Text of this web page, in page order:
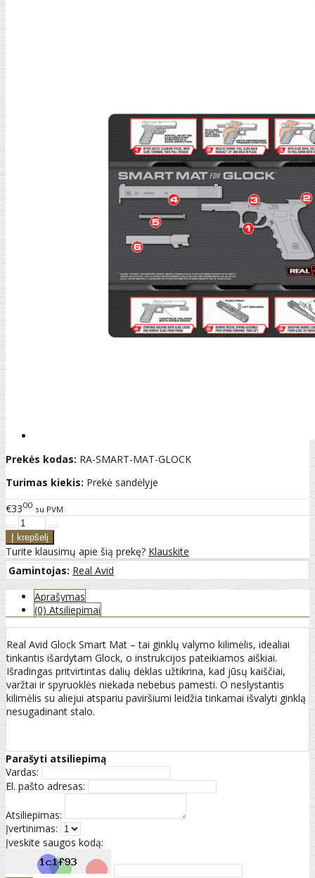
Prekės kodas: RA-SMART-MAT-GLOCK
Turimas kiekis: Prekė sandėlyje
€3300 su PVM
Turite klausimų apie šią prekę? Klauskite
Gamintojas: Real Avid
Aprašymas
(0) Atsiliepimai
Real Avid Glock Smart Mat – tai ginklų valymo kilimėlis, idealiai
tinkantis išardytam Glock, o instrukcijos pateikiamos aiškiai.
Išradingas pritvirtintas dalių dėklas užtikrina, kad jūsų kaiščiai,
varžtai ir spyruoklės niekada nebebus pamesti. O neslystantis
kilimėlis su aliejui atspariu paviršiumi leidžia tinkamai išvalyti ginklą
nesugadinant stalo.
Parašyti atsiliepimą
Vardas:
El. pašto adresas:
Atsiliepimas:
Įvertinimas:
Įveskite saugos kodą: